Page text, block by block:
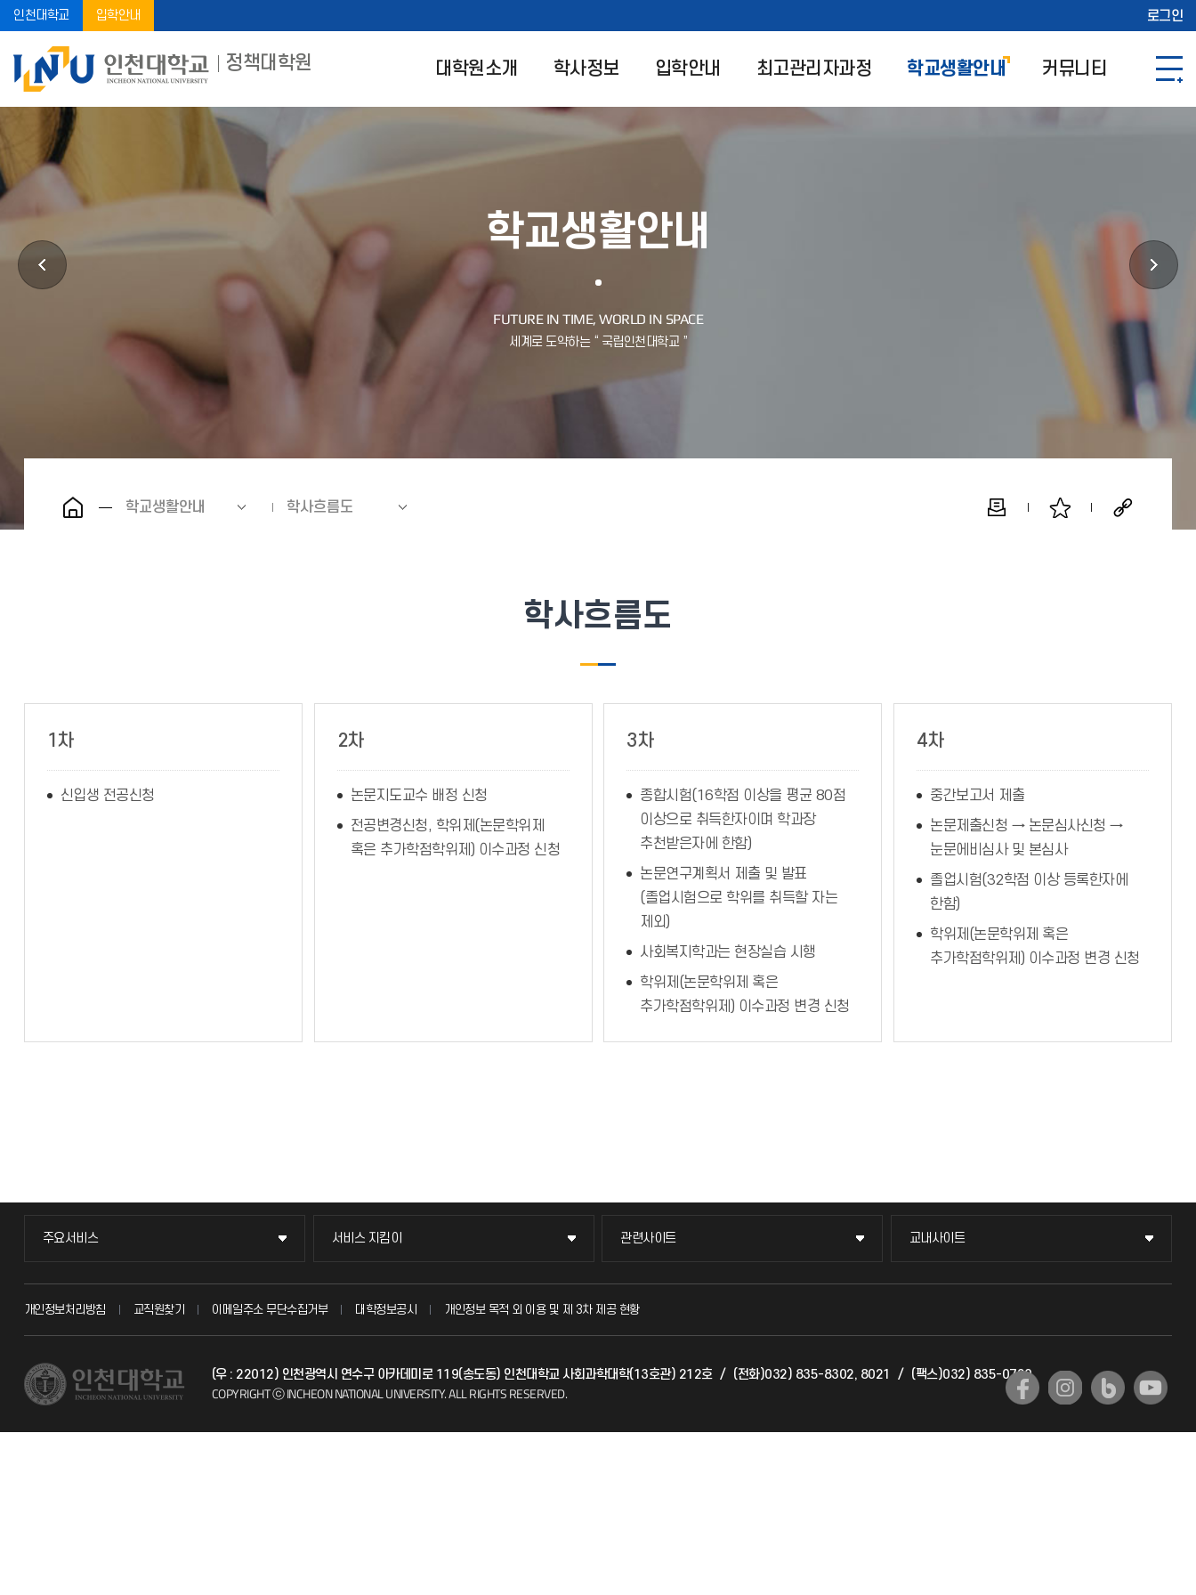
인천대학교 입학안내 로그인
정책대학원 대학원소개 학사정보 입학안내 최고관리자과정 학교생활안내 커뮤니티
학교생활안내
학교생활안내 학사흐름도
학사흐름도
1차
신입생 전공신청
2차
논문지도교수 배정 신청
전공변경신청, 학위제(논문학위제
혹은 추가학점학위제) 이수과정 신청
3차
종합시험(16학점 이상을 평균 80점
이상으로 취득한자이며 학과장
추천받은자에 한함)
논문연구계획서 제출 및 발표
(졸업시험으로 학위를 취득할 자는
제외)
사회복지학과는 현장실습 시행
학위제(논문학위제 혹은
추가학점학위제) 이수과정 변경 신청
4차
중간보고서 제출
논문제출신청 → 논문심사신청 →
눈문에비심사 및 본심사
졸업시험(32학점 이상 등록한자에
한함)
학위제(논문학위제 혹은
추가학점학위제) 이수과정 변경 신청
주요서비스
주요서비스
교무회의방송
시설예약
서비스 지킴이
서비스 지킴이
묻고 답하기
자주 묻는 질문(FAQ)
관련사이트
관련사이트
국방헬프콜
산학협력단
교내사이트
교내사이트
교수회
국제교류과
개인정보처리방침 교직원찾기 이메일주소 무단수집거부 대학정보공시 개인정보 목적 외 이용 및 제 3차 제공 현황
(우 : 22012) 인천광역시 연수구 아카데미로 119(송도동) 인천대학교 사회과학대학(13호관) 212호 / (전화)032) 835-8302, 8021 / (팩스)032) 835-0720
COPYRIGHT ⓒ INCHEON NATIONAL UNIVERSITY.ALL RIGHTS RESERVED.